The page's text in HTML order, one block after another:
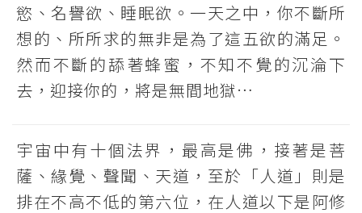
慾、名譽欲、睡眠欲。一天之中，你不斷所
想的、所所求的無非是為了這五欲的滿足。
然而不斷的舔著蜂蜜，不知不覺的沉淪下
去，迎接你的，將是無間地獄…
宇宙中有十個法界，最高是佛，接著是菩
薩、緣覺、聲聞、天道，至於「人道」則是
排在不高不低的第六位，在人道以下是阿修